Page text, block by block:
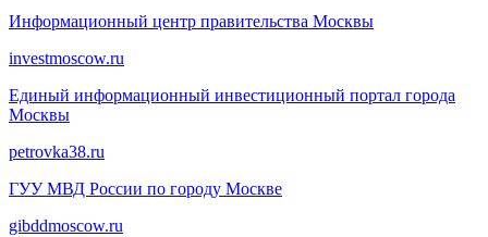
Информационный центр правительства Москвы
investmoscow.ru
Единый информационный инвестиционный портал города
Москвы
petrovka38.ru
ГУУ МВД России по городу Москве
gibddmoscow.ru